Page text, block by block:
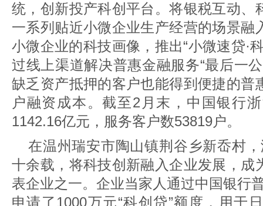
统，创新投产科创平台。将银税互动、
一系列贴近小微企业生产经营的场景融
小微企业的科技画像，推出“小微速贷·
过线上渠道解决普惠金融服务“最后一
缺乏资产抵押的客户也能得到便捷的普
户融资成本。截至2月末，中国银行
1142.16亿元，服务客户数53819户。
在温州瑞安市陶山镇荆谷乡新岙村
十余载，将科技创新融入企业发展，成
表企业之一。企业当家人通过中国银行
申请了1000万元“科创贷”额度，用于